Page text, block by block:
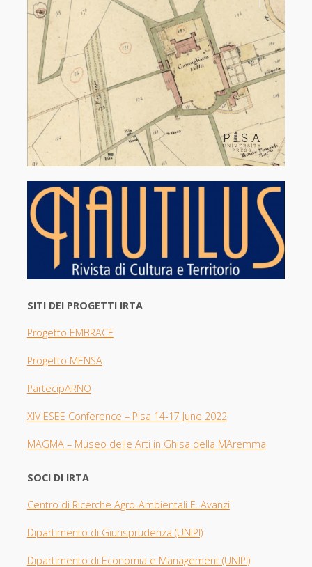
SITI DEI PROGETTI IRTA
Progetto EMBRACE
Progetto MENSA
PartecipARNO
XIV ESEE Conference – Pisa 14-17 June 2022
MAGMA – Museo delle Arti in Ghisa della MAremma
SOCI DI IRTA
Centro di Ricerche Agro-Ambientali E. Avanzi
Dipartimento di Giurisprudenza (UNIPI​)
Dipartimento di Economia e Management (UNIPI)